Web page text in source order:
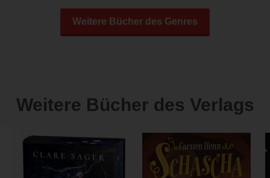
Weitere Bücher des Genres
Weitere Bücher des Verlags